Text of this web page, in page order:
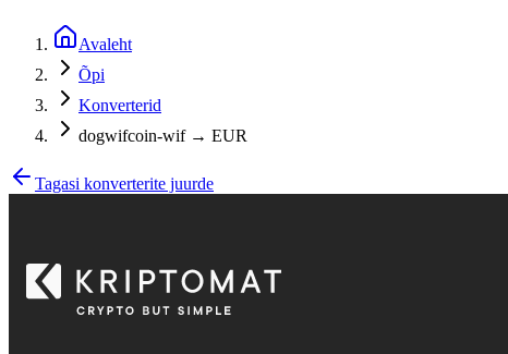
Avaleht
Õpi
Konverterid
dogwifcoin-wif → EUR
Tagasi konverterite juurde